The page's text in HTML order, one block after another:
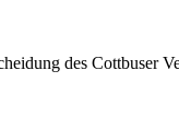
des Cottbuser